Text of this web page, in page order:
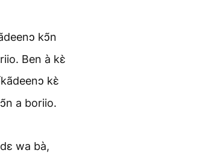
kↄ̃n
Ben à kɛ̀
kɛ̀
a boriio.
wa bà,